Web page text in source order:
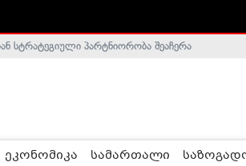
მთავრობა არალეგიტიმურია - ჰელსინკის კომისია
სტრატეგიული პარტნიორობა შეაჩერა
ეკონომიკა სამართალი